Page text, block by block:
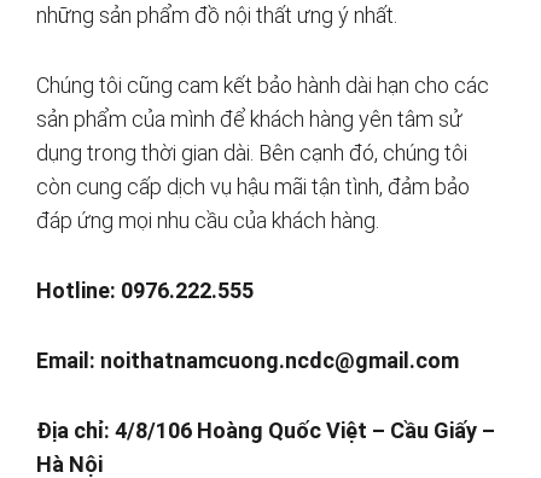
những sản phẩm đồ nội thất ưng ý nhất.
Chúng tôi cũng cam kết bảo hành dài hạn cho các
sản phẩm của mình để khách hàng yên tâm sử
dụng trong thời gian dài. Bên cạnh đó, chúng tôi
còn cung cấp dịch vụ hậu mãi tận tình, đảm bảo
đáp ứng mọi nhu cầu của khách hàng.
Hotline: 0976.222.555
Email: noithatnamcuong.ncdc@gmail.com
Địa chỉ: 4/8/106 Hoàng Quốc Việt – Cầu Giấy –
Hà Nội